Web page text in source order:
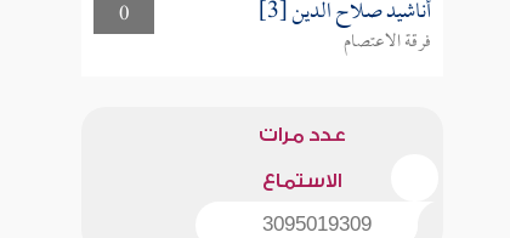
0
أناشيد صلاح الدين [3]
فرقة الاعتصام
عدد مرات
الاستماع
3095019309